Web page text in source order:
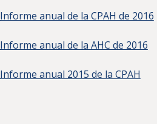
Informe anual de la CPAH de 2016
Informe anual de la AHC de 2016
Informe anual 2015 de la CPAH